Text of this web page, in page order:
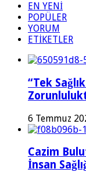
EN YENİ
POPÜLER
YORUM
ETİKETLER
“Tek
6 Temmuz
Cazim
İnsan